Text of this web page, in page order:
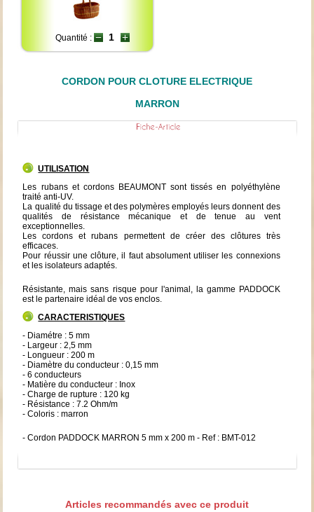
Quantité :
CORDON POUR CLOTURE ELECTRIQUE
MARRON
UTILISATION
Les rubans et cordons BEAUMONT sont tissés en polyéthylène
traité anti-UV.
La qualité du tissage et des polymères employés leurs donnent des
qualités de résistance mécanique et de tenue au vent
exceptionnelles.
Les cordons et rubans permettent de créer des clôtures très
efficaces.
Pour réussir une clôture, il faut absolument utiliser les connexions
et les isolateurs adaptés.
Résistante, mais sans risque pour l'animal, la gamme PADDOCK
est le partenaire idéal de vos enclos.
CARACTERISTIQUES
- Diamétre : 5 mm
- Largeur : 2,5 mm
- Longueur : 200 m
- Diamètre du conducteur : 0,15 mm
- 6 conducteurs
- Matière du conducteur : Inox
- Charge de rupture : 120 kg
- Résistance : 7.2 Ohm/m
- Coloris : marron
- Cordon PADDOCK MARRON 5 mm x 200 m - Ref : BMT-012
Articles recommandés avec ce produit